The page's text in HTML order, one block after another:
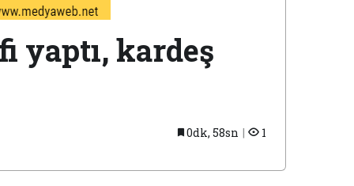
yaptı, kardeş
0dk, 58sn 1